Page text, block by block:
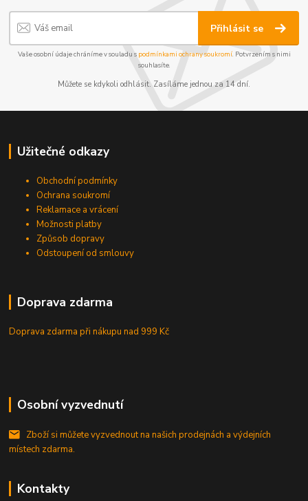
Přihlásit se
Vaše osobní údaje chráníme v souladu s podmínkami ochrany soukromí. Potvrzením s nimi
souhlasíte.
Můžete se kdykoli odhlásit. Zasíláme jednou za 14 dní.
Užitečné odkazy
Obchodní podmínky
Ochrana soukromí
Reklamace a vrácení
Možnosti platby
Způsob dopravy
Odstoupení od smlouvy
Doprava zdarma
Doprava zdarma při nákupunad 999 Kč
Osobní vyzvednutí
Zboží si můžete vyzvednout na našich prodejnách a výdejních
místech zdarma.
Kontakty